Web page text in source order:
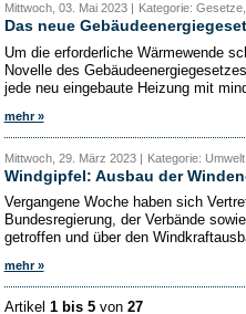
Mittwoch, 03. Mai 2023 | Kategorie:
Das neue
Um die erforderliche Wärmewende
Novelle des
jede neu eingebaute Heizung mit
mehr »
Mittwoch, 29. März 2023 | Kategorie:
Windgipfel: Ausbau der
Vergangene Woche haben sich
Bundesregierung, der Verbände
getroffen und über den
mehr »
Artikel 1 bis 5von 27